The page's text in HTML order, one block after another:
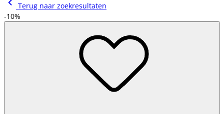
Terug naar zoekresultaten
-10%